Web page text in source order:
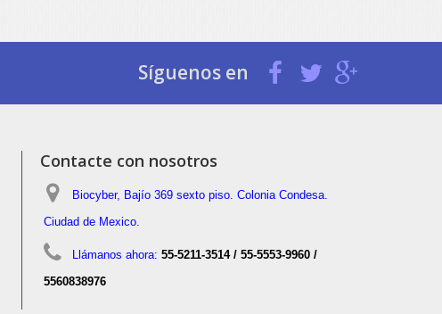
Síguenos en
Contacte con nosotros
Biocyber, Bajío 369 sexto piso. Colonia Condesa.
Ciudad de Mexico.
Llámanos ahora: 55-5211-3514 / 55-5553-9960 /
5560838976